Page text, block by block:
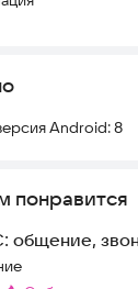
Android:8
понравится
общение,